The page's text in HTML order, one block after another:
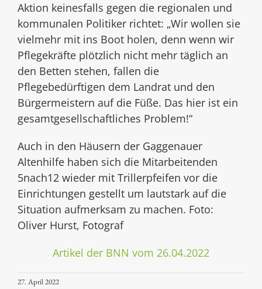
Aktion keinesfalls gegen die regionalen und
kommunalen Politiker richtet: „Wir wollen sie
vielmehr mit ins Boot holen, denn wenn wir
Pflegekräfte plötzlich nicht mehr täglich an
den Betten stehen, fallen die
Pflegebedürftigen dem Landrat und den
Bürgermeistern auf die Füße. Das hier ist ein
gesamtgesellschaftliches Problem!“
Auch in den Häusern der Gaggenauer
Altenhilfe haben sich die Mitarbeitenden
5nach12 wieder mit Trillerpfeifen vor die
Einrichtungen gestellt um lautstark auf die
Situation aufmerksam zu machen. Foto:
Oliver Hurst, Fotograf
Artikel der BNN vom 26.04.2022
27. April 2022